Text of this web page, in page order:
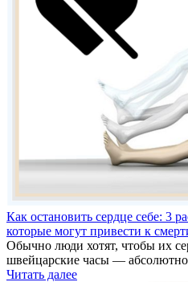
Как остановить сердце себе: 3
которые могут привести к
Обычно люди хотят, чтобы их
швейцарские часы —
Читать далее